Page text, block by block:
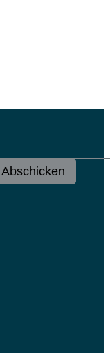
Abschicken